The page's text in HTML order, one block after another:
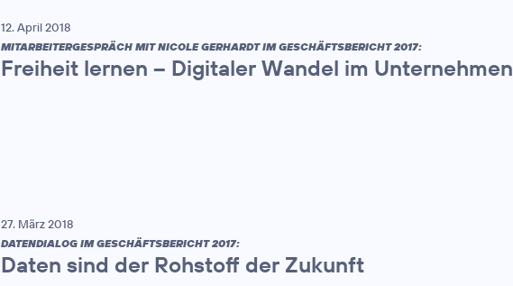
12. April 2018
MITARBEITERGESPRÄCH MIT NICOLE GERHARDT IM GESCHÄFTSBERICHT 2017:
Freiheit lernen – Digitaler Wandel im Unternehmen
27. März 2018
DATENDIALOG IM GESCHÄFTSBERICHT 2017:
Daten sind der Rohstoff der Zukunft